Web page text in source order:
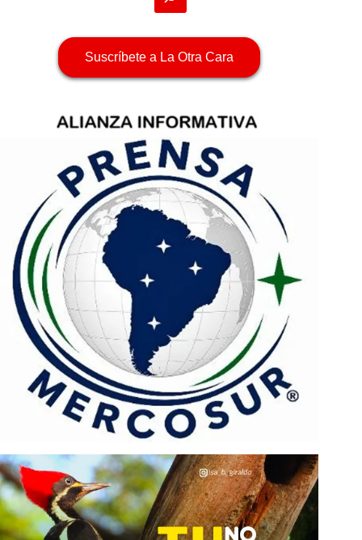
Suscríbete a La Otra Cara